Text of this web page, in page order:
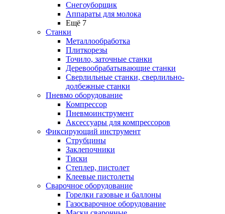
Снегоуборщик
Аппараты для молока
Ещё 7
Станки
Металлообработка
Плиткорезы
Точило, заточные станки
Деревообрабатывающие станки
Сверлильные станки, сверлильно-
долбежные станки
Пневмо оборудование
Компрессор
Пневмоинструмент
Аксессуары для компрессоров
Фиксирующий инструмент
Струбцины
Заклепочники
Тиски
Степлер, пистолет
Клеевые пистолеты
Сварочное оборудование
Горелки газовые и баллоны
Газосварочное оборудование